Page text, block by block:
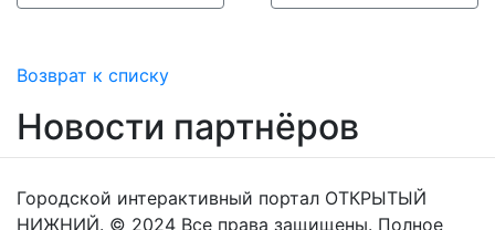
Возврат к списку
Новости партнёров
Городской интерактивный портал ОТКРЫТЫЙ
НИЖНИЙ. © 2024 Все права защищены. Полное